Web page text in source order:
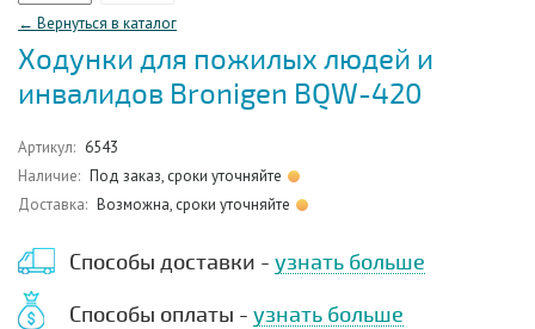
← Вернуться в каталог
Ходунки для пожилых людей и
инвалидов Bronigen BQW-420
Артикул: 6543
Наличие: Под заказ, сроки уточняйте
Доставка: Возможна, сроки уточняйте
Способы доставки - узнать больше
Способы оплаты - узнать больше